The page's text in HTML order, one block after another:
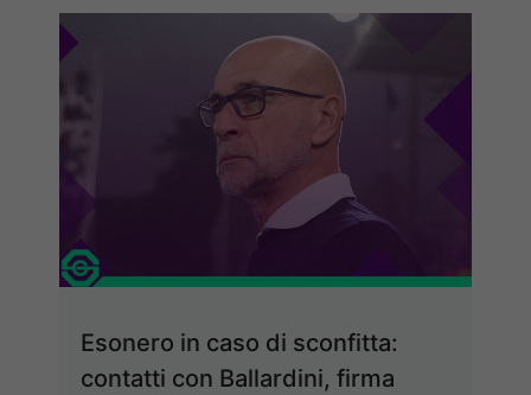
Esonero in caso di sconfitta:
contatti con Ballardini, firma